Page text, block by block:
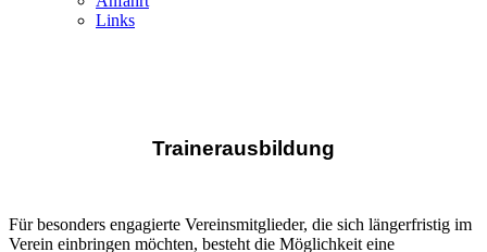
Links
Trainerausbildung
Für besonders engagierte Vereinsmitglieder, die sich längerfristig im
Verein einbringen möchten, besteht die Möglichkeit eine